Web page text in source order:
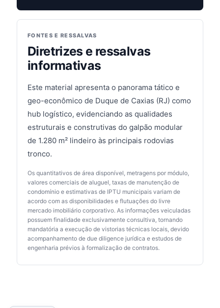
FONTES E RESSALVAS
Diretrizes e ressalvas
informativas
Este material apresenta o panorama tático e
geo-econômico de Duque de Caxias (RJ) como
hub logístico, evidenciando as qualidades
estruturais e construtivas do galpão modular
de 1.280 m² lindeiro às principais rodovias
tronco.
Os quantitativos de área disponível, metragens por módulo,
valores comerciais de aluguel, taxas de manutenção de
condomínio e estimativas de IPTU municipais variam de
acordo com as disponibilidades e flutuações do livre
mercado imobiliário corporativo. As informações veiculadas
possuem finalidade exclusivamente consultiva, tornando
mandatória a execução de vistorias técnicas locais, devido
acompanhamento de due diligence jurídica e estudos de
engenharia prévios à formalização de contratos.